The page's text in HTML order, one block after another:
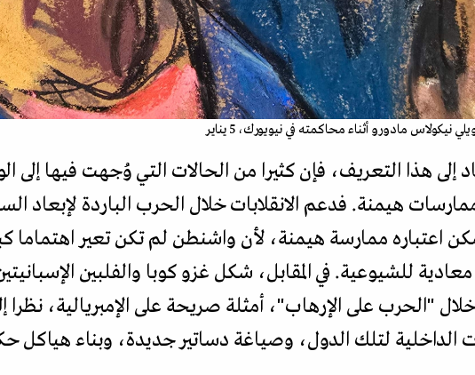
نيكولاس مادورو أثناء محاكمته في نيويورك، 5 يناير
إلى هذا التعريف، فإن كثيرا من الحالات التي وُجهت فيها إلى
هيمنة. فدعم الانقلابات خلال الحرب الباردة لإبعاد
اعتباره ممارسة هيمنة، لأن واشنطن لم تكن تعير اهتماما
"الحرب على الإرهاب"، أمثلة صريحة على الإمبريالية،
الداخلية لتلك الدول، وصياغة دساتير جديدة، وبناء هياكل